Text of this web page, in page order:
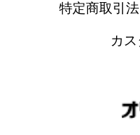
特定商取引
カ